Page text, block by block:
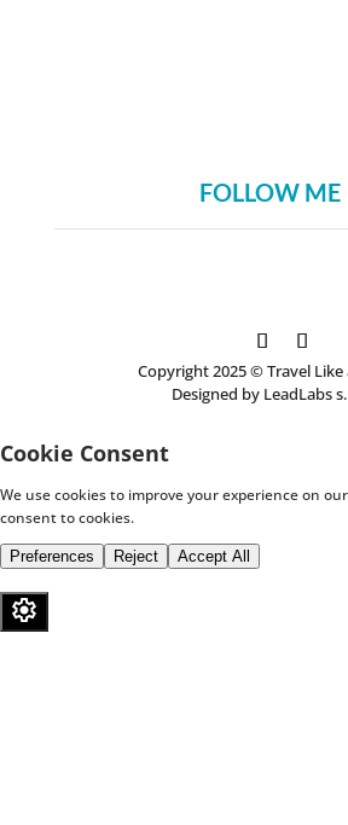
FOLLOW ME
Copyright 2025 © Travel Like
Designed by LeadLabs